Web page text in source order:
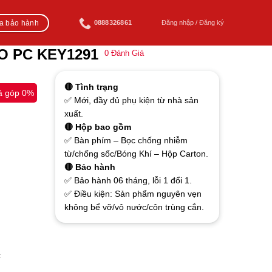
bảo hành 0888326861 Đăng nhập / Đăng ký
PC KEY1291 0 Đánh Giá
góp 0%
🔴 Tình trạng
✅ Mới, đầy đủ phụ kiện từ nhà sản
xuất.
🔴 Hộp bao gồm
✅ Bàn phím – Bọc chống nhiễm
từ/chống sốc/Bóng Khí – Hộp Carton.
🔴 Bảo hành
✅ Bảo hành 06 tháng, lỗi 1 đổi 1.
✅ Điều kiện: Sản phẩm nguyên vẹn
không bể vỡ/vô nước/côn trùng cắn.